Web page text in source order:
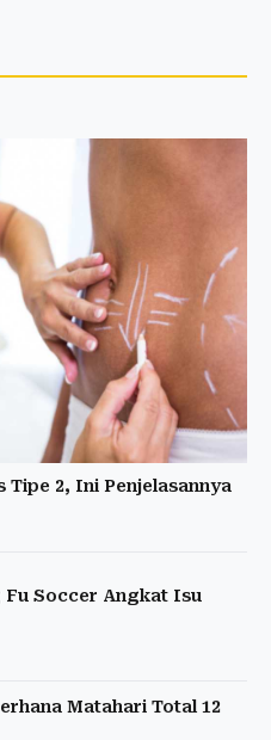
Tipe 2, Ini Penjelasannya
Fu Soccer Angkat Isu
Matahari Total 12